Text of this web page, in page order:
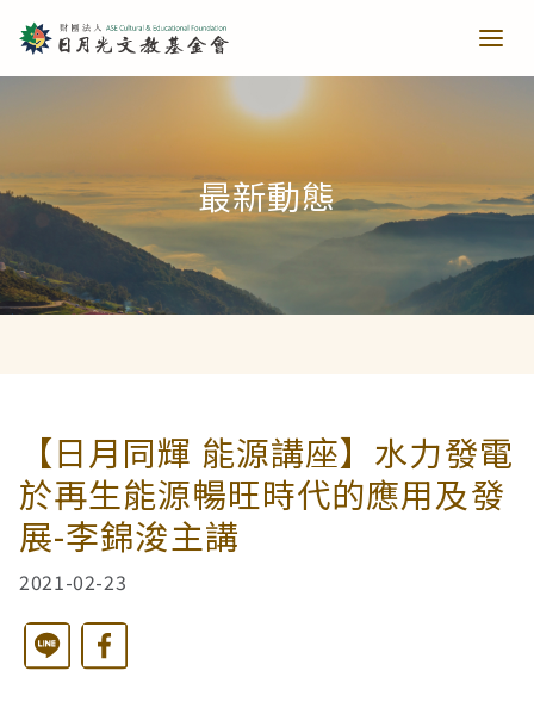
青少培育
助力培育
樂讀種書
教育推廣
當主播遇上古人第一季
西洋藝術奇幻之旅第一季
藝文扎根
藝文散策
樂齡樂學
公共建設
最新動態
【日月同輝 能源講座】水力發電
於再生能源暢旺時代的應用及發
展-李錦浚主講
2021-02-23
Line